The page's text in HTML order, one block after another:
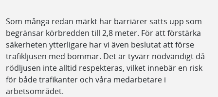
Som många redan märkt har barriärer satts upp som
begränsar körbredden till 2,8 meter. För att förstärka
säkerheten ytterligare har vi även beslutat att förse
trafikljusen med bommar. Det är tyvärr nödvändigt då
rödljusen inte alltid respekteras, vilket innebär en risk
för både trafikanter och våra medarbetare i
arbetsområdet.